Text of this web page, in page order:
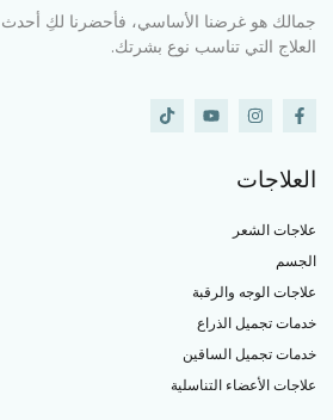
جمالك هو غرضنا الأساسي، فأحضرنا لكِ أحدث
العلاج التي تناسب نوع بشرتك.
العلاجات
علاجات الشعر
الجسم
علاجات الوجه والرقبة
خدمات تجميل الذراع
خدمات تجميل الساقين
علاجات الأعضاء التناسلية